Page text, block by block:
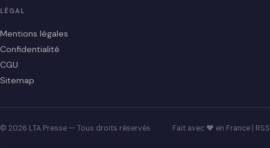
LÉGAL
Mentions légales
Confidentialité
CGU
Sitemap
© 2026 LTA Presse — Tous droits réservés Fait avec ♥ en France | RSS